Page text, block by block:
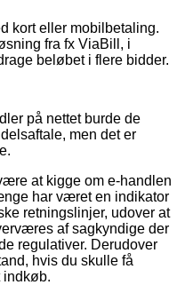
kort eller mobilbetaling.
fra fx ViaBill, i
beløbet i flere bidder.
på nettet burde de
men det er
at kigge om e-handlen
har været en indikator
retningslinjer, udover at
af sagkyndige der
regulativer. Derudover
hvis du skulle få
indkøb.